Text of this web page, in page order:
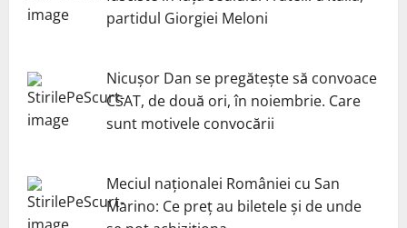
partidul Giorgiei Meloni
Nicuşor Dan se pregăteşte să convoace
CSAT, de două ori, în noiembrie. Care
sunt motivele convocării
Meciul naționalei României cu San
Marino: Ce preț au biletele și de unde